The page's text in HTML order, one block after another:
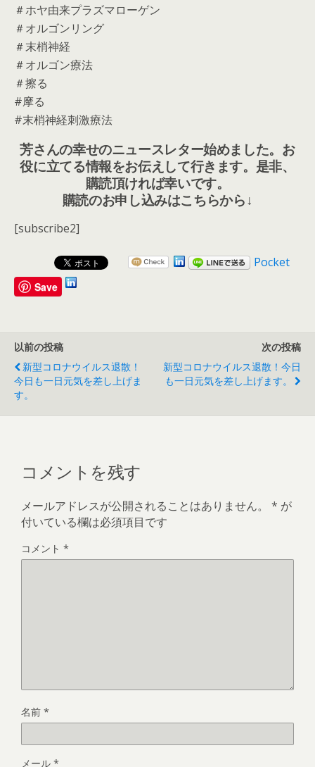
＃ホヤ由来プラズマローゲン
＃オルゴンリング
＃末梢神経
＃オルゴン療法
＃擦る
#摩る
#末梢神経刺激療法
芳さんの幸せのニュースレター始めました。お
役に立てる情報をお伝えして行きます。是非、
購読頂ければ幸いです。
購読のお申し込みはこちらから↓
[subscribe2]
Pocket
Save
以前の投稿
新型コロナウイルス退散！
今日も一日元気を差し上げま
す。
次の投稿
新型コロナウイルス退散！今日
も一日元気を差し上げます。
コメントを残す
メールアドレスが公開されることはありません。 * が
付いている欄は必須項目です
コメント *
名前 *
メール *